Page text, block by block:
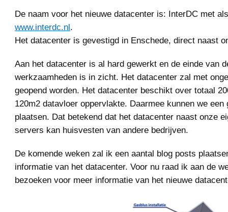
De naam voor het nieuwe datacenter is: InterDC met
www.interdc.nl.
Het datacenter is gevestigd in Enschede, direct naast
Aan het datacenter is al hard gewerkt en de einde van
werkzaamheden is in zicht. Het datacenter zal met
geopend worden. Het datacenter beschikt over totaal
120m2 datavloer oppervlakte. Daarmee kunnen we een
plaatsen. Dat betekend dat het datacenter naast onze
servers kan huisvesten van andere bedrijven.
De komende weken zal ik een aantal blog posts
informatie van het datacenter. Voor nu raad ik aan de
bezoeken voor meer informatie van het nieuwe